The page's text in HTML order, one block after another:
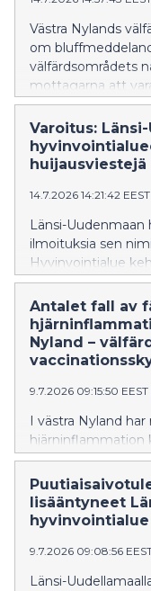
Västra Nylands
om
välfärdsområdets
mottagarna att
meddelanden, att
inte lämna ut
Varoitus:
huijausviestejä
14.7.2026 14:21:42 EEST
Länsi-Uudenmaan
ilmoituksia sen
Hyvinvointialue
viesteihin
luovuttamaan
Antalet fall av
Nyland –
9.7.2026 09:15:50 EEST
I västra Nyland
hjärninflammation
vid samma
sättet att skydda
hjärninflammation.
lisääntyneet
9.7.2026 09:08:56
Länsi-